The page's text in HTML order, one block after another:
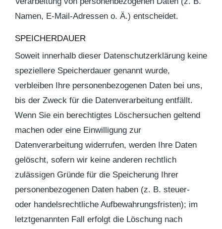
Namen, E-Mail-Adressen o. Ä.) entscheidet.
SPEICHERDAUER
Soweit innerhalb dieser Datenschutzerklärung keine
speziellere Speicherdauer genannt wurde,
verbleiben Ihre personenbezogenen Daten bei uns,
bis der Zweck für die Datenverarbeitung entfällt.
Wenn Sie ein berechtigtes Löschersuchen geltend
machen oder eine Einwilligung zur
Datenverarbeitung widerrufen, werden Ihre Daten
gelöscht, sofern wir keine anderen rechtlich
zulässigen Gründe für die Speicherung Ihrer
personenbezogenen Daten haben (z. B. steuer-
oder handelsrechtliche Aufbewahrungsfristen); im
letztgenannten Fall erfolgt die Löschung nach